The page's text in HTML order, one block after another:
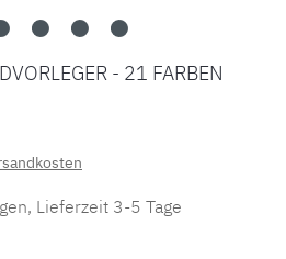
- 21 FARBEN
Lieferzeit 3-5 Tage